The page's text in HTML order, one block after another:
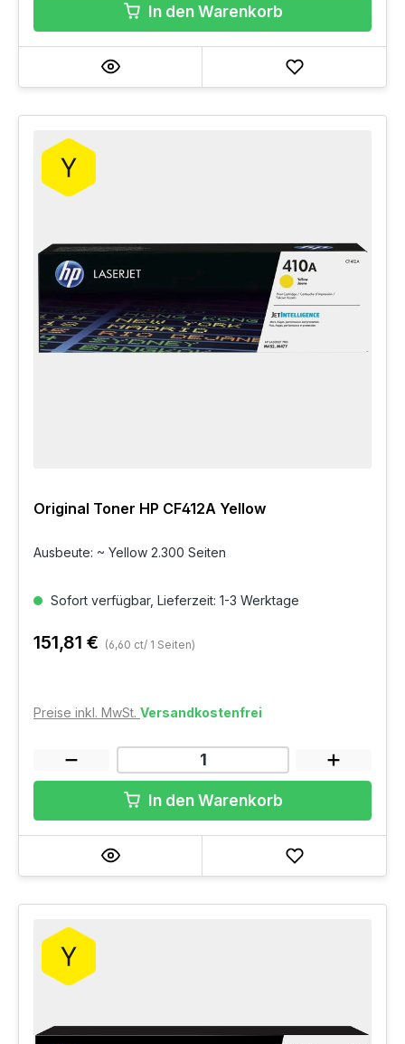
In den Warenkorb
Original Toner HP CF412A Yellow
Ausbeute: ~ Yellow 2.300 Seiten
Sofort verfügbar, Lieferzeit: 1-3 Werktage
151,81 € (6,60 ct/ 1 Seiten)
Preise inkl. MwSt. Versandkostenfrei
In den Warenkorb